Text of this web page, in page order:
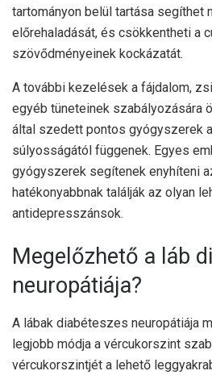
tartományon belül tartása segíthet
előrehaladását, és csökkentheti a
szövődményeinek kockázatát.
A további kezelések a fájdalom,
egyéb tüneteinek szabályozására
által szedett pontos gyógyszerek
súlyosságától függenek. Egyes
gyógyszerek segítenek enyhíteni
hatékonyabbnak találják az olyan
antidepresszánsok.
Megelőzhető a láb
neuropátiája?
A lábak diabéteszes neuropátiája
legjobb módja a vércukorszint
vércukorszintjét a lehető